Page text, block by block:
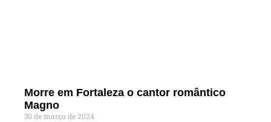
Morre em Fortaleza o cantor romântico
Magno
30 de março de 2024